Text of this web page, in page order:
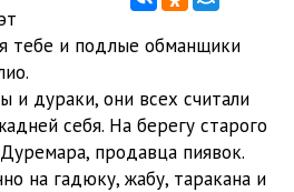
тебе и подлые обманщики
и дураки, они всех считали
себя. На берегу старого
продавца пиявок.
на гадюку, жабу, таракана и